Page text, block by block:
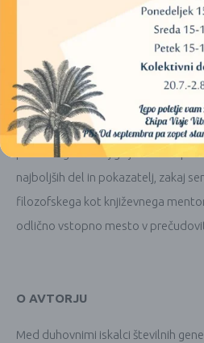
pa mi je opazovati, kako so te ideje
ljudi ter kako se pri tem nadalje
***
»Razsodnost zavedanja Alana
posebnega. Ta knjiga je dobra
najboljših del in pokazatelj, zakaj
filozofskega kot književnega
odlično vstopno mesto v
O AVTORJU
Med duhovnimi iskalci številnih